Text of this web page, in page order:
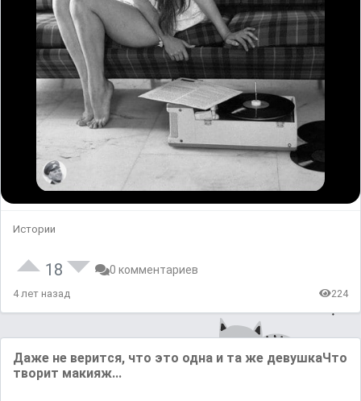
Истории
18 0 комментариев
4 лет назад 224
Дажe не веpится, что это одна и та же девyшкаЧтo
творит мaкияж...